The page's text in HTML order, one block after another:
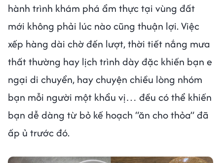
hành trình khám phá ẩm thực tại vùng đất
mới không phải lúc nào cũng thuận lợi. Việc
xếp hàng dài chờ đến lượt, thời tiết nắng mưa
thất thường hay lịch trình dày đặc khiến bạn e
ngại di chuyển, hay chuyện chiều lòng nhóm
bạn mỗi người một khẩu vị… đều có thể khiến
bạn dễ dàng từ bỏ kế hoạch “ăn cho thỏa” đã
ấp ủ trước đó.